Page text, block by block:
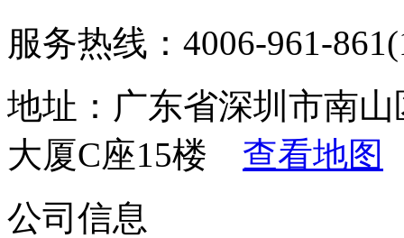
服务热线：4006-961-
地址：广东省深圳市南
大厦C座15楼 查看地图
公司信息